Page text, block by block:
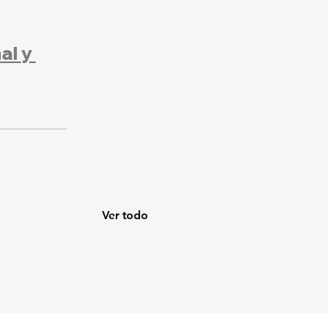
y
Ver todo